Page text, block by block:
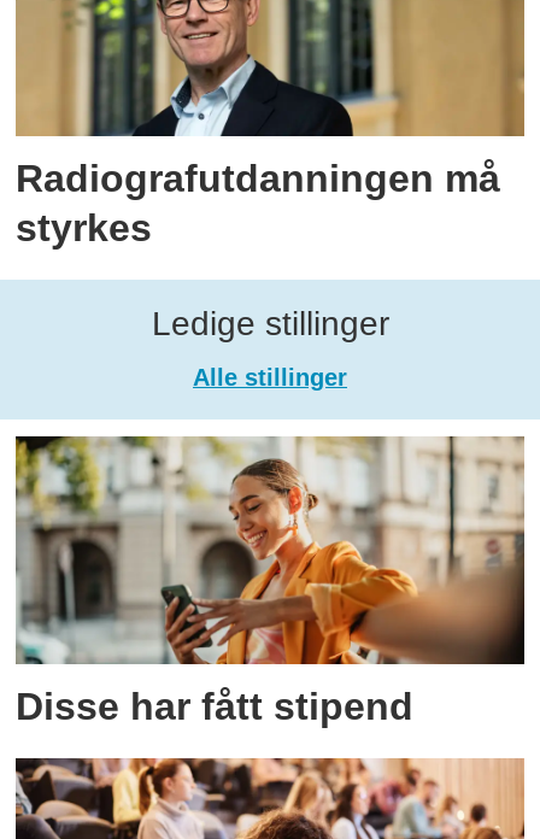
Radiografutdanningen må
styrkes
Ledige stillinger
Alle stillinger
Disse har fått stipend